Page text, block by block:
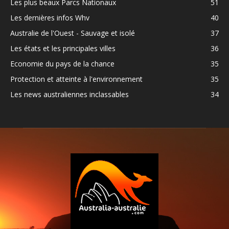
Les plus beaux Parcs Nationaux
51
Les dernières infos Whv
40
Australie de l'Ouest - Sauvage et isolé
37
Les états et les principales villes
36
Economie du pays de la chance
35
Protection et atteinte à l'environnement
35
Les news australiennes inclassables
34